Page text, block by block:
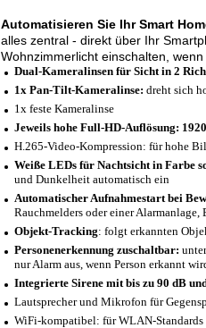
Automatisieren Sie Ihr Smart
alles zentral - direkt über Ihr
Wohnzimmerlicht einschalten,
Dual-Kameralinsen für Sicht in 2
1x Pan-Tilt-Kameralinse: dreht sich
1x feste Kameralinse
Jeweils hohe Full-HD-Auflösung:
H.265-Video-Kompression: für hohe
Weiße LEDs für Nachtsicht in Farbe
und Dunkelheit automatisch ein
Automatischer Aufnahmestart bei
Rauchmelders oder einer
Objekt-Tracking: folgt erkannten
Personenerkennung zuschaltbar:
nur Alarm aus, wenn Person erkannt
Integrierte Sirene mit bis zu 90 dB
Lautsprecher und Mikrofon für
WiFi-kompatibel: für WLAN-